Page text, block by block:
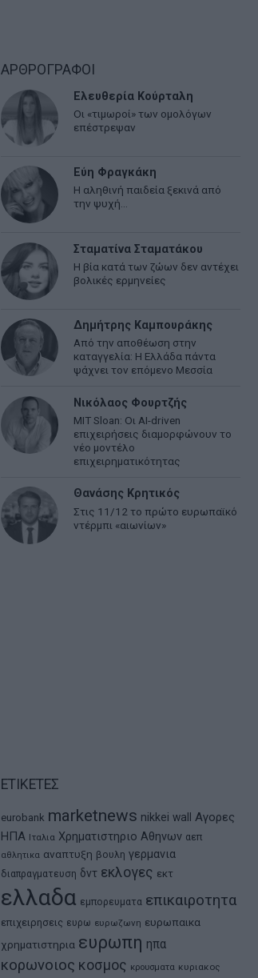
ΑΡΘΡΟΓΡΑΦΟΙ
Ελευθερία Κούρταλη
Οι «τιμωροί» των ομολόγων
επέστρεψαν
Εύη Φραγκάκη
Η αληθινή παιδεία ξεκινά από
την ψυχή…
Σταματίνα Σταματάκου
Η βία κατά των ζώων δεν αντέχει
βολικές ερμηνείες
Δημήτρης Καμπουράκης
Από την αποθέωση στην
καταγγελία: Η Ελλάδα πάντα
ψάχνει τον επόμενο Μεσσία
Νικόλαος Φουρτζής
MIT Sloan: Οι AI-driven
επιχειρήσεις διαμορφώνουν το
νέο μοντέλο
επιχειρηματικότητας
Θανάσης Κρητικός
Στις 11/12 το πρώτο ευρωπαϊκό
ντέρμπι «αιωνίων»
ΕΤΙΚΕΤΕΣ
eurobank marketnews nikkei wall
Αγορες
ΗΠΑ Ιταλια Χρηματιστηριο Αθηνων αεπ
αθλητικα αναπτυξη βουλη γερμανια
διαπραγματευση δντ εκλογες εκτ
ελλαδα εμπορευματα επικαιροτητα
επιχειρησεις ευρω ευρωζωνη ευρωπαικα
χρηματιστηρια ευρωπη ηπα
κορωνοιος κοσμος κρουσματα κυριακος